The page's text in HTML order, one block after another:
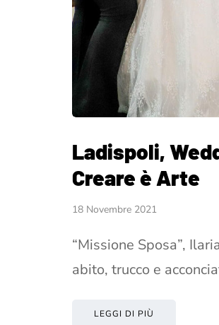
Ladispoli,
Creare è Arte
18 Novembre 2021
“Missione Sposa”,
abito, trucco e
LEGGI DI PIÙ